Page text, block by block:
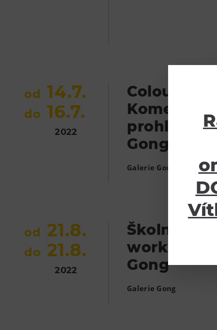
od 14.7.
do 16.7.
2022
Colours
prohlídky
Gong
Galerie Gong Gong
od 21.8.
do 21.8.
2022
Školní
workshop
Gong
Galerie Gong